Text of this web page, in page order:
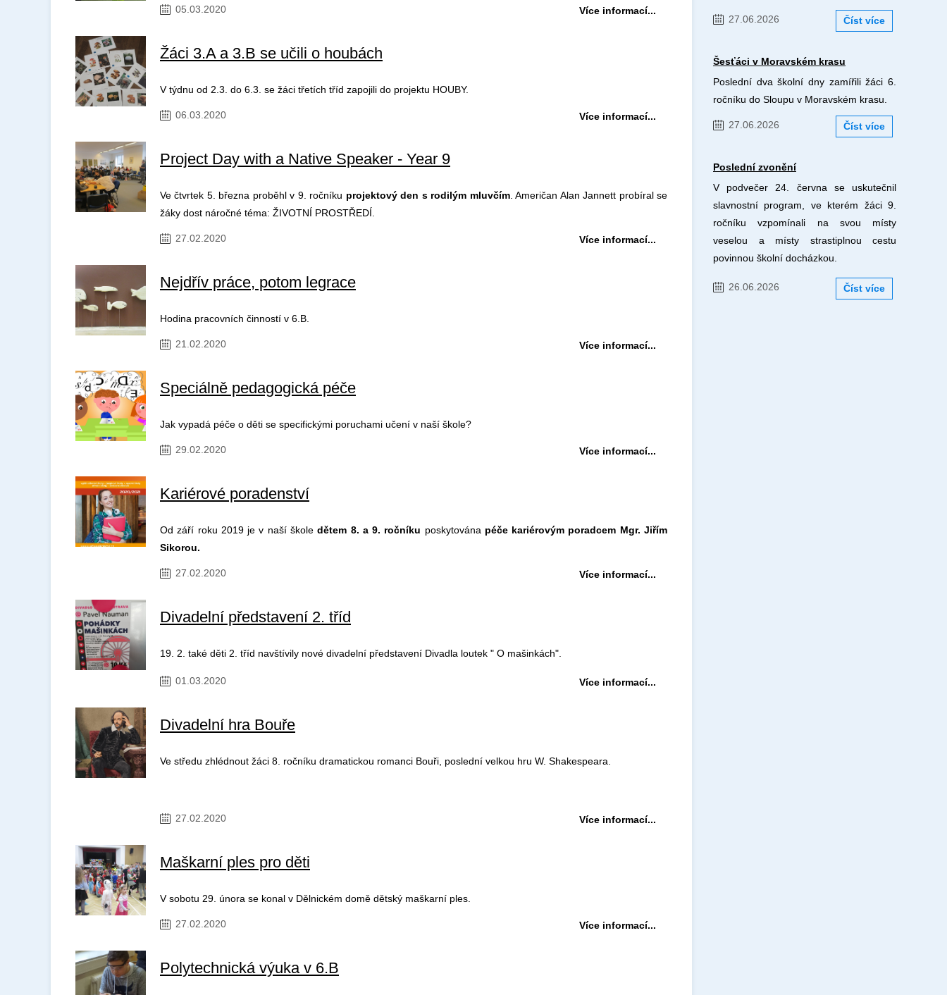
05.03.2020 Více informací...
Žáci 3.A a 3.B se učili o houbách
V týdnu od 2.3. do 6.3. se žáci třetích tříd zapojili do projektu HOUBY.
06.03.2020 Více informací...
Project Day with a Native Speaker - Year 9
Ve čtvrtek 5. března proběhl v 9. ročníku projektový den s rodilým mluvčím. Američan Alan Jannett probíral se
žáky dost náročné téma: ŽIVOTNÍ PROSTŘEDÍ.
27.02.2020 Více informací...
Nejdřív práce, potom legrace
Hodina pracovních činností v 6.B.
21.02.2020 Více informací...
Speciálně pedagogická péče
Jak vypadá péče o děti se specifickými poruchami učení v naší škole?
29.02.2020 Více informací...
Kariérové poradenství
Od září roku 2019 je v naší školedětem 8. a 9. ročníku poskytována péče kariérovým poradcem Mgr. Jiřím
Sikorou.
27.02.2020 Více informací...
Divadelní představení 2. tříd
19. 2. také děti 2. tříd navštívily nové divadelní představení Divadla loutek " O mašinkách".
01.03.2020 Více informací...
Divadelní hra Bouře
Ve středu zhlédnout žáci 8. ročníku dramatickou romanci Bouři, poslední velkou hru W. Shakespeara.
27.02.2020 Více informací...
Maškarní ples pro děti
V sobotu 29. února se konal v Dělnickém domě dětský maškarní ples.
27.02.2020 Více informací...
Polytechnická výuka v 6.B
27.06.2026 Číst více
Šesťáci v Moravském krasu
Poslední dva školní dny zamířili žáci 6.
ročníku do Sloupu v Moravském krasu.
27.06.2026 Číst více
Poslední zvonění
V podvečer 24. června se uskutečnil
slavnostní program, ve kterém žáci 9.
ročníku vzpomínali na svou místy
veselou a místy strastiplnou cestu
povinnou školní docházkou.
26.06.2026 Číst více